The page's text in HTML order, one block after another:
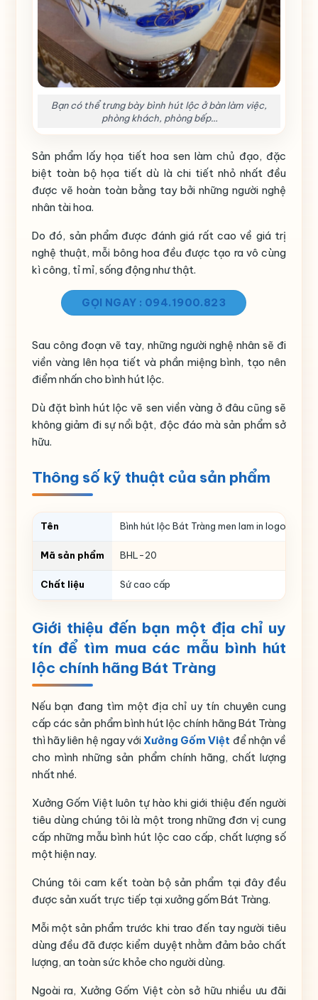
Bạn có thể trưng bày bình hút lộc ở bàn làm việc,
phòng khách, phòng bếp…
Sản phẩm lấy họa tiết hoa sen làm chủ đạo, đặc
biệt toàn bộ họa tiết dù là chi tiết nhỏ nhất đều
được vẽ hoàn toàn bằng tay bởi những người nghệ
nhân tài hoa.
Do đó, sản phẩm được đánh giá rất cao về giá trị
nghệ thuật, mỗi bông hoa đều được tạo ra vô cùng
kì công, tỉ mỉ, sống động như thật.
GỌI NGAY : 094.1900.823
Sau công đoạn vẽ tay, những người nghệ nhân sẽ đi
viền vàng lên họa tiết và phần miệng bình, tạo nên
điểm nhấn cho bình hút lộc.
Dù đặt bình hút lộc vẽ sen viền vàng ở đâu cũng sẽ
không giảm đi sự nổi bật, độc đáo mà sản phẩm sở
hữu.
Thông số kỹ thuật của sản phẩm
Tên Bình hút lộc Bát Tràng men lam in logo vẽ
Mã sản phẩm BHL-20
Chất liệu Sứ cao cấp
Họa tiết Họa sen
Thương hiệu Bát Tràng
Giới thiệu đến bạn một địa chỉ uy
tín để tìm mua các mẫu bình hút
lộc chính hãng Bát Tràng
Nếu bạn đang tìm một địa chỉ uy tín chuyên cung
cấp các sản phẩm bình hút lộc chính hãng Bát Tràng
thì hãy liên hệ ngay với Xưởng Gốm Việt để nhận về
cho mình những sản phẩm chính hãng, chất lượng
nhất nhé.
Xưởng Gốm Việt luôn tự hào khi giới thiệu đến người
tiêu dùng chúng tôi là một trong những đơn vị cung
cấp những mẫu bình hút lộc cao cấp, chất lượng số
một hiện nay.
Chúng tôi cam kết toàn bộ sản phẩm tại đây đều
được sản xuất trực tiếp tại xưởng gốm Bát Tràng.
Mỗi một sản phẩm trước khi trao đến tay người tiêu
dùng đều đã được kiểm duyệt nhằm đảm bảo chất
lượng, an toàn sức khỏe cho người dùng.
Ngoài ra, Xưởng Gốm Việt còn sở hữu nhiều ưu đãi